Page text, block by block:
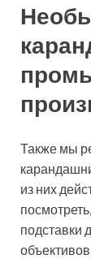
Также мы
из них
подставки